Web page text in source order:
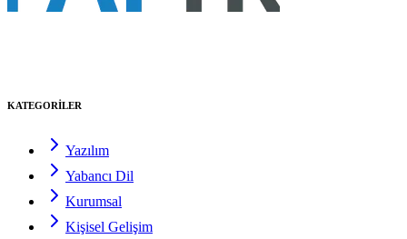
KATEGORİLER
Yazılım
Yabancı Dil
Kurumsal
Kişisel Gelişim